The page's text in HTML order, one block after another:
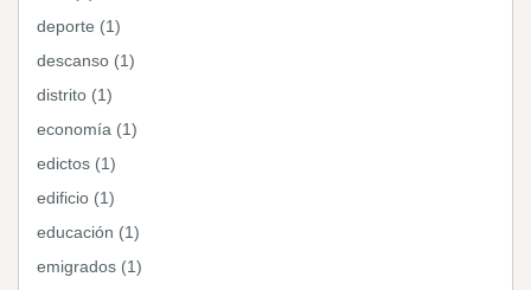
deporte (1)
descanso (1)
distrito (1)
economía (1)
edictos (1)
edificio (1)
educación (1)
emigrados (1)